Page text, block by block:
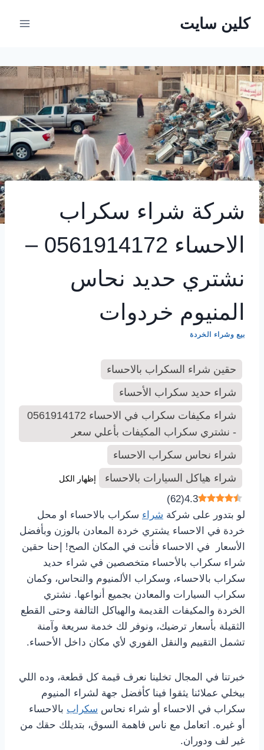
كلين سايت
شركة شراء سكراب
الاحساء 0561914172 –
نشتري حديد نحاس
المنيوم خردوات
بيع وشراء الخردة
حقين شراء السكراب بالاحساء
شراء حديد سكراب الأحساء
شراء مكيفات سكراب في الاحساء 0561914172
- نشتري سكراب المكيفات بأعلي سعر
شراء نحاس سكراب الاحساء
شراء هياكل السيارات بالاحساء
إظهار الكل
4.3
(
62
)
لو بتدور على شركة شراء سكراب بالاحساء او محل
خردة في الاحساء يشتري خردة المعادن بالوزن وبأفضل
الأسعار في الاحساء فأنت في المكان الصح! إحنا حقين
شراء سكراب بالأحساء متخصصين في شراء حديد
سكراب بالاحساء، وسكراب الألمنيوم والنحاس، وكمان
سكراب السيارات والمعادن بجميع أنواعها. نشتري
الخردة والمكيفات القديمة والهياكل التالفة وحتى القطع
الثقيلة بأسعار ترضيك، ونوفر لك خدمة سريعة وآمنة
تشمل التقييم والنقل الفوري لأي مكان داخل الأحساء.
خبرتنا في المجال تخلينا نعرف قيمة كل قطعة، وده اللي
بيخلي عملائنا يثقوا فينا كأفضل جهة لشراء المنيوم
سكراب في الاحساء أو شراء نحاس سكراب بالاحساء
أو غيره. اتعامل مع ناس فاهمة السوق، بتديلك حقك من
غير لف ودوران.